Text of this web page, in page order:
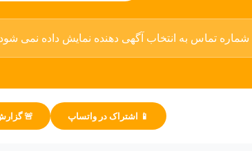
شماره تماس به انتخاب آگهی دهنده نمایش داده نمی
📱 اشتراک در واتساپ 🚨